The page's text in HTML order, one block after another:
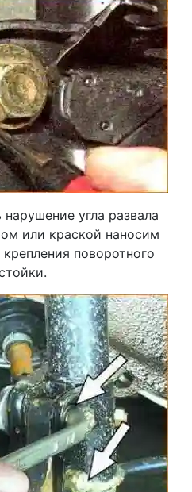
угла развала
или краской наносим
поворотного